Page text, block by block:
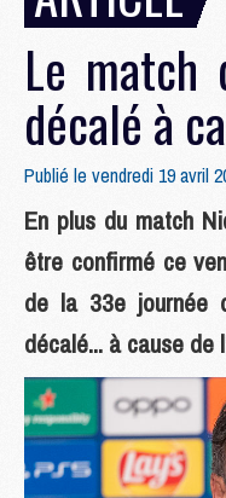
Le match
décalé à
Publié le vendredi 19 avril
En plus du match
être confirmé ce
de la 33e
décalé... à cause de